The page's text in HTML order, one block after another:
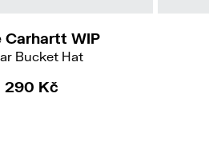
Carhartt WIP
Bucket Hat
290 Kč